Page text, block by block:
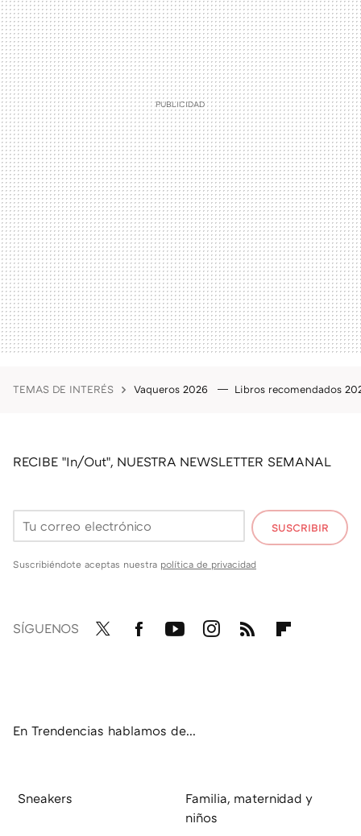
TEMAS DE INTERÉS Vaqueros 2026 Libros recomendados
RECIBE "In/Out", NUESTRA NEWSLETTER SEMANAL
SUSCRIBIR
Suscribiéndote aceptas nuestra política de privacidad
SÍGUENOS
En Trendencias hablamos de...
Sneakers
Familia, maternidad y
niños